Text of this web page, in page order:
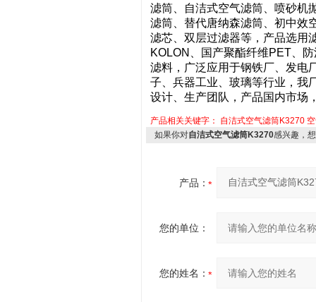
滤筒、自洁式空气滤筒、喷砂机
滤筒、替代唐纳森滤筒、初中效
滤芯、双层过滤器等，产品选用
KOLON、国产聚酯纤维PET、
滤料，广泛应用于钢铁厂、发电
子、兵器工业、玻璃等行业，我
设计、生产团队，产品国内市场
产品相关关键字： 自洁式空气滤筒K3270
如果你对自洁式空气滤筒K3270感兴趣，
产品：
您的单位：
您的姓名：